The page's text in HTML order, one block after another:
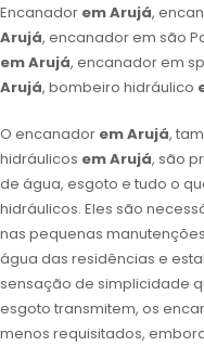
Encanador em Arujá,
Arujá, encanador em são
em Arujá, encanador em sp
Arujá, bombeiro hidráulico
O encanador em Arujá,
hidráulicos em Arujá, são
de água, esgoto e tudo o
hidráulicos. Eles são
nas pequenas
água das residências e
sensação de simplicidade
esgoto transmitem, os
menos requisitados,